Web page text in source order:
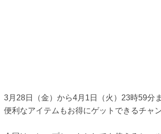
3月28日（金）から4月1日（火）23時59分
便利なアイテムもお得にゲットできるチャン